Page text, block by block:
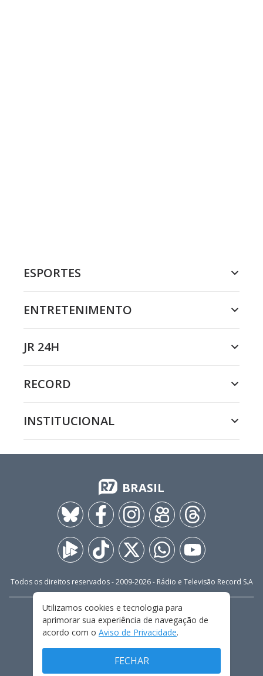
ESPORTES
ENTRETENIMENTO
JR 24H
RECORD
INSTITUCIONAL
BRASIL
Todos os direitos reservados - 2009-2026- Rádio e Televisão Record S.A
FALE CONOSCO
PRIVACIDADE
TERMOS E CONDIÇÕES DE USO
Utilizamos cookies e tecnologia para
aprimorar sua experiência de navegação de
acordo com o Aviso de Privacidade.
FECHAR